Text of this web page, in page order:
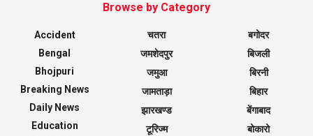
Browse by Category
Accident
Bengal
Bhojpuri
Breaking News
Daily News
Education
चतरा
जमशेदपुर
जमुआ
जामताड़ा
झारखण्ड
टूरिज्म
बगोदर
बिजली
बिरनी
बिहार
बेंगाबाद
बोकारो